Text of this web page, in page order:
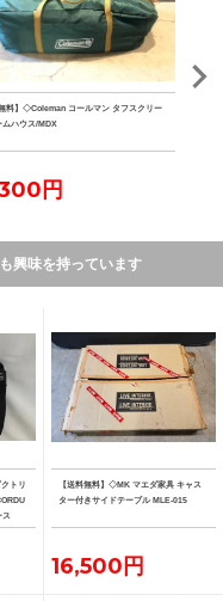
無料】◇Coleman コールマン タフスクリー
ムハウス/MDX
円
興味を持っています
トリ
ス
【送料無料】◇MK マエダ家具 キャス
ター付きサイドテーブル MLE-015
16,500円